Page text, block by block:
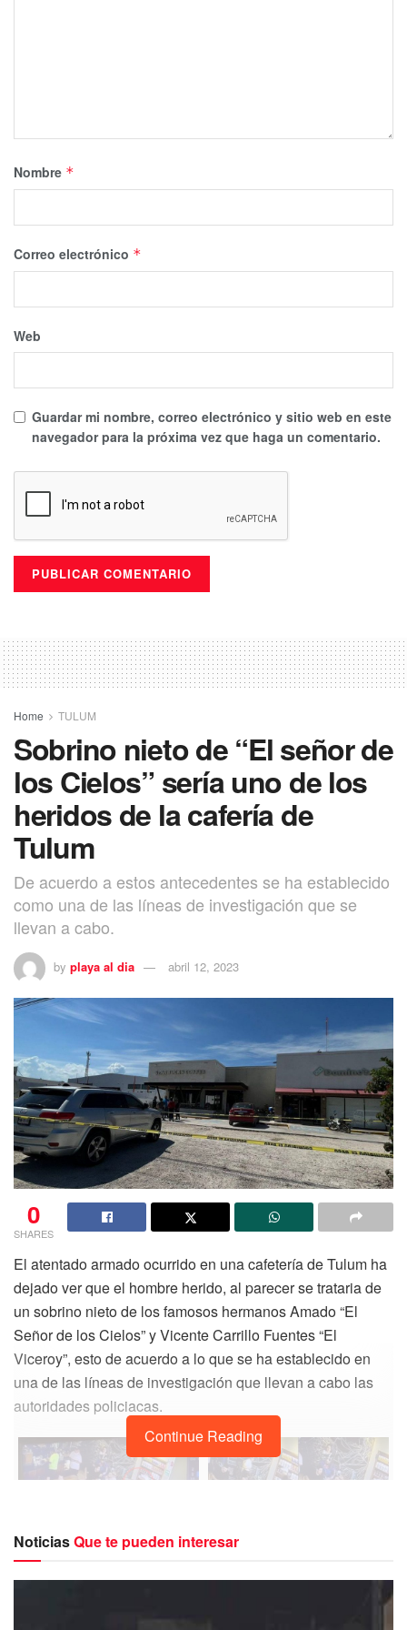
Nombre *
Correo electrónico *
Web
Guardar mi nombre, correo electrónico y sitio web en este
navegador para la próxima vez que haga un comentario.
Home TULUM
Sobrino nieto de “El señor de
los Cielos” sería uno de los
heridos de la cafería de
Tulum
De acuerdo a estos antecedentes se ha establecido
como una de las líneas de investigación que se
llevan a cabo.
by playa al dia abril 12, 2023
0
SHARES
El atentado armado ocurrido en una cafetería de Tulum ha
dejado ver que el hombre herido, al parecer se trataria de
un sobrino nieto de los famosos hermanos Amado “El
Señor de los Cielos” y Vicente Carrillo Fuentes “El
Viceroy”, esto de acuerdo a lo que se ha establecido en
una de las líneas de investigación que llevan a cabo las
autoridades policiacas.
El hombre identificado como Luis Carrillo Godínez, a quien
hasta ayer por la noche aun lo tenían en calidad de escolta
Continue Reading
NoticiasQue te pueden interesar